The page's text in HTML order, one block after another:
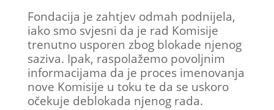
Fondacija je zahtjev odmah podnijela,
iako smo svjesni da je rad Komisije
trenutno usporen zbog blokade njenog
saziva. Ipak, raspolažemo povoljnim
informacijama da je proces imenovanja
nove Komisije u toku te da se uskoro
očekuje deblokada njenog rada.